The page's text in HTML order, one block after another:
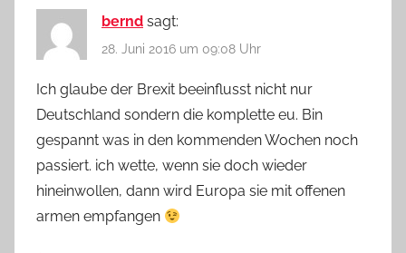
bernd sagt:
28. Juni 2016 um 09:08 Uhr
Ich glaube der Brexit beeinflusst nicht nur
Deutschland sondern die komplette eu. Bin
gespannt was in den kommenden Wochen noch
passiert. ich wette, wenn sie doch wieder
hineinwollen, dann wird Europa sie mit offenen
armen empfangen